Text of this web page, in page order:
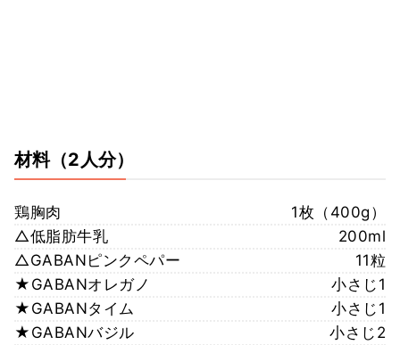
材料（2人分）
鶏胸肉
1枚（400g）
△低脂肪牛乳
200ml
△GABANピンクペパー
11粒
★GABANオレガノ
小さじ1
★GABANタイム
小さじ1
★GABANバジル
小さじ2